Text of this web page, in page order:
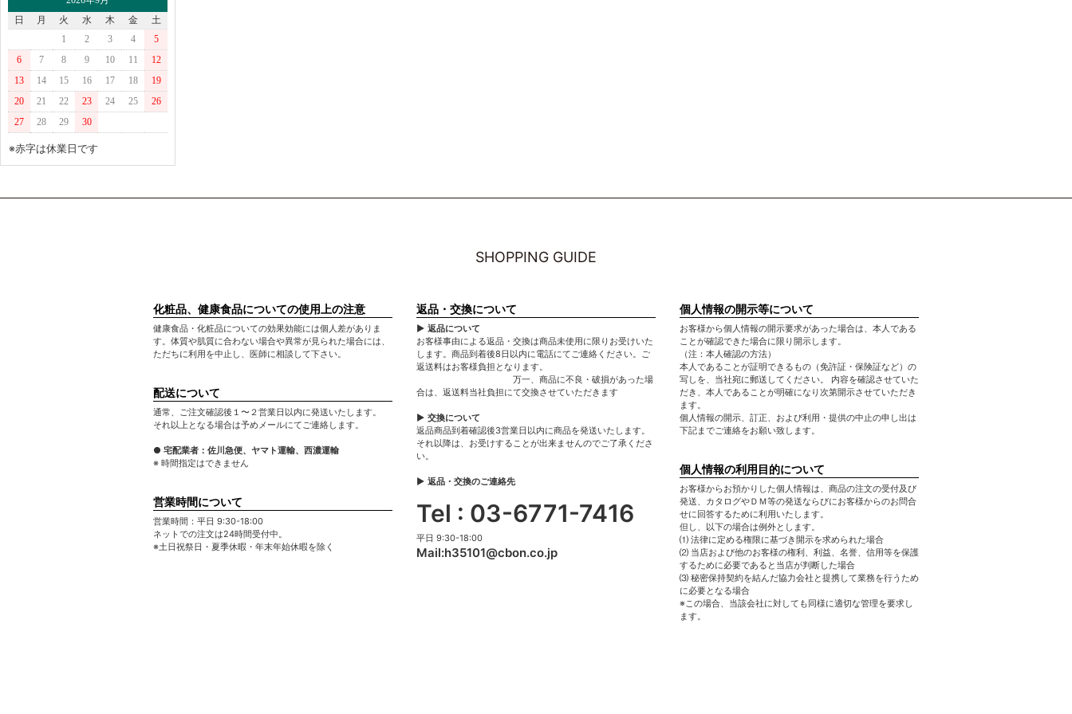
日
月 火 水 木 金
土
1
2 3 4
5
6
7 8 9 10 11
12
13
14 15 16 17 18
19
20
21 22 23 24 25
26
27
28 29 30
※赤字は休業日です
SHOPPING GUIDE
化粧品、健康食品についての使用上の注意
健康食品・化粧品についての効果効能には個人差がありま
す。体質や肌質に合わない場合や異常が見られた場合には、
ただちに利用を中止し、医師に相談して下さい。
配送について
通常、ご注文確認後１〜２営業日以内に発送いたします。
それ以上となる場合は予めメールにてご連絡します。
● 宅配業者：佐川急便、ヤマト運輸、西濃運輸
※ 時間指定はできません
営業時間について
営業時間：平日 9:30-18:00
ネットでの注文は24時間受付中。
※土日祝祭日・夏季休暇・年末年始休暇を除く
返品・交換について
▶ 返品について
お客様事由による返品・交換は商品未使用に限りお受けいた
します。商品到着後8日以内に電話にてご連絡ください。ご
返送料はお客様負担となります。
万一、商品に不良・破損があった場
合は、返送料当社負担にて交換させていただきます
▶ 交換について
返品商品到着確認後3営業日以内に商品を発送いたします。
それ以降は、お受けすることが出来ませんのでご了承くださ
い。
▶ 返品・交換のご連絡先
Tel : 03-6771-7416
平日 9:30-18:00
Mail:h35101@cbon.co.jp
個人情報の開示等について
お客様から個人情報の開示要求があった場合は、本人である
ことが確認できた場合に限り開示します。
（注：本人確認の方法）
本人であることが証明できるもの（免許証・保険証など）の
写しを、当社宛に郵送してください。 内容を確認させていた
だき、本人であることが明確になり次第開示させていただき
ます。
個人情報の開示、訂正、および利用・提供の中止の申し出は
下記までご連絡をお願い致します。
個人情報の利用目的について
お客様からお預かりした個人情報は、商品の注文の受付及び
発送、カタログやＤＭ等の発送ならびにお客様からのお問合
せに回答するために利用いたします。
但し、以下の場合は例外とします。
⑴ 法律に定める権限に基づき開示を求められた場合
⑵ 当店および他のお客様の権利、利益、名誉、信用等を保護
するために必要であると当店が判断した場合
⑶ 秘密保持契約を結んだ協力会社と提携して業務を行うため
に必要となる場合
※この場合、当該会社に対しても同様に適切な管理を要求し
ます。